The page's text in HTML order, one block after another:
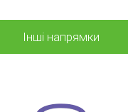
Інші напрямки